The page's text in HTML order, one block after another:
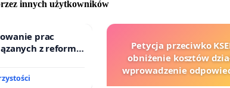
innych użytkowników
prac
z reformą
Petycja przeciwko
obniżenie kosztów
wprowadzenie